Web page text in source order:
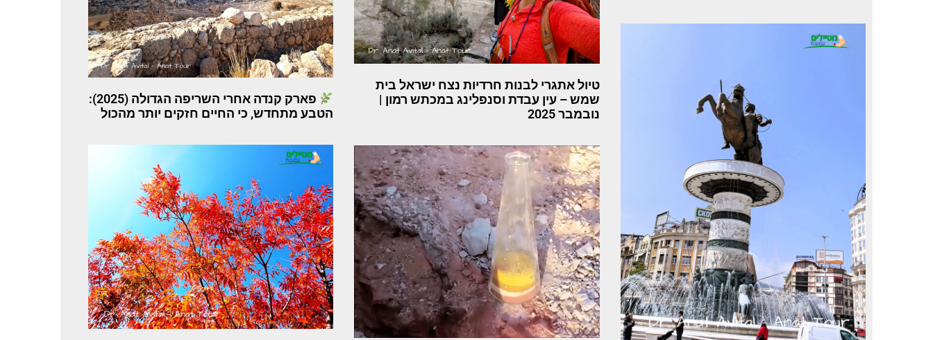
טיול אתגרי לבנות חרדיות נצח ישראל בית
שמש – עין עבדת וסנפלינג במכתש רמון |
נובמבר 2025
פארק קנדה אחרי השריפה הגדולה (2025):
הטבע מתחדש, כי החיים חזקים יותר מהכול